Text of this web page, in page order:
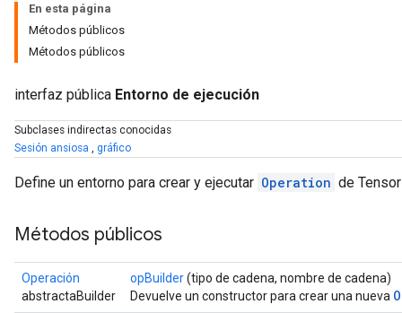
En esta página
Métodos públicos
Métodos públicos
interfaz pública Entorno de ejecución
Subclases indirectas conocidas
Sesión ansiosa
gráfico
Define un entorno para crear y ejecutar Operation de
Métodos públicos
Operación
abstractaBuilder
opBuilder(tipo de cadena, nombre de cadena)
Devuelve un constructor para crear una nueva